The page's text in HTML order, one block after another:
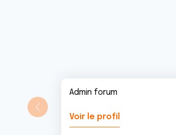
Admin forum
Voir le profil